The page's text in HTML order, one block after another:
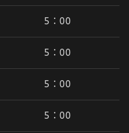
5：00
5：00
5：00
5：00